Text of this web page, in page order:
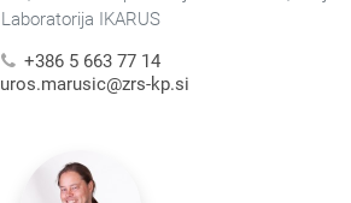
Laboratorija IKARUS
+386 5 663 77 14
uros.marusic@zrs-kp.si